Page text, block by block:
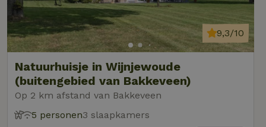
Natuurhuisje in Wijnjewoude
(buitengebied van Bakkeveen)
Op 2 km afstand van Bakkeveen
9,3/10
5 personen3 slaapkamers